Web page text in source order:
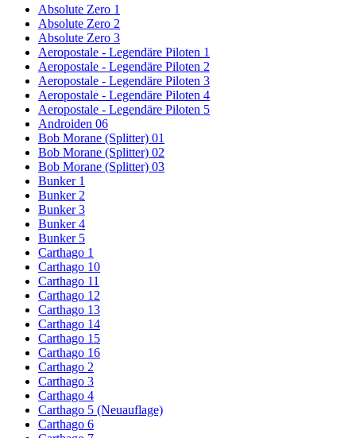
Absolute Zero 1
Absolute Zero 2
Absolute Zero 3
Aeropostale - Legendäre Piloten 1
Aeropostale - Legendäre Piloten 2
Aeropostale - Legendäre Piloten 3
Aeropostale - Legendäre Piloten 4
Aeropostale - Legendäre Piloten 5
Androiden 06
Bob Morane (Splitter) 01
Bob Morane (Splitter) 02
Bob Morane (Splitter) 03
Bunker 1
Bunker 2
Bunker 3
Bunker 4
Bunker 5
Carthago 1
Carthago 10
Carthago 11
Carthago 12
Carthago 13
Carthago 14
Carthago 15
Carthago 16
Carthago 2
Carthago 3
Carthago 4
Carthago 5 (Neuauflage)
Carthago 6